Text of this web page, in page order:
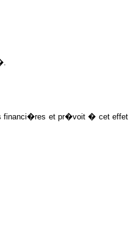
financi�res et pr�voit � cet effet